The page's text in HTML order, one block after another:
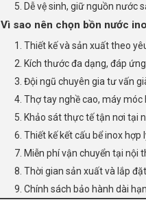
5. Dễ vệ sinh, giữ nguồn nước
Vì sao nên chọn bồn nước
1. Thiết kế và sản xuất theo
2. Kích thước đa dạng, đáp
3. Đội ngũ chuyên gia tư vấn
4. Thợ tay nghề cao, máy móc
5. Khảo sát thực tế tận nơi tại
6. Thiết kế kết cấu bể inox hợp
7. Miễn phí vận chuyển tại nội
8. Thời gian sản xuất và lắp
9. Chính sách bảo hành dài hạn